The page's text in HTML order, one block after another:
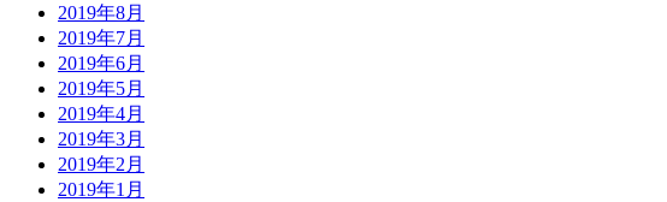
2019年8月
2019年7月
2019年6月
2019年5月
2019年4月
2019年3月
2019年2月
2019年1月